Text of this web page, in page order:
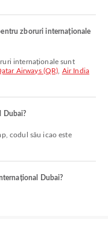
zboruri internaționale
internaționale sunt
Airways (QR) Air India
Dubai?
Dubai?